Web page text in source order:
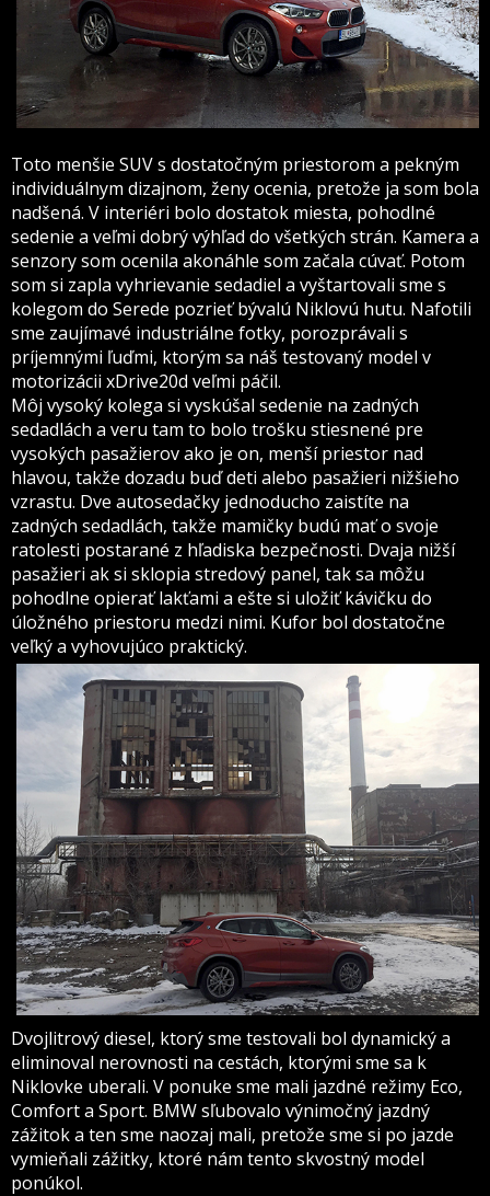
Toto menšie SUV s dostatočným priestorom a pekným
individuálnym dizajnom, ženy ocenia, pretože ja som bola
nadšená. V interiéri bolo dostatok miesta, pohodlné
sedenie a veľmi dobrý výhľad do všetkých strán. Kamera a
senzory som ocenila akonáhle som začala cúvať. Potom
som si zapla vyhrievanie sedadiel a vyštartovali sme s
kolegom do Serede pozrieť bývalú Niklovú hutu. Nafotili
sme zaujímavé industriálne fotky, porozprávali s
príjemnými ľuďmi, ktorým sa náš testovaný model v
motorizácii xDrive20d veľmi páčil.
Môj vysoký kolega si vyskúšal sedenie na zadných
sedadlách a veru tam to bolo trošku stiesnené pre
vysokých pasažierov ako je on, menší priestor nad
hlavou, takže dozadu buď deti alebo pasažieri nižšieho
vzrastu. Dve autosedačky jednoducho zaistíte na
zadných sedadlách, takže mamičky budú mať o svoje
ratolesti postarané z hľadiska bezpečnosti. Dvaja nižší
pasažieri ak si sklopia stredový panel, tak sa môžu
pohodlne opierať lakťami a ešte si uložiť kávičku do
úložného priestoru medzi nimi. Kufor bol dostatočne
veľký a vyhovujúco praktický.
Dvojlitrový diesel, ktorý sme testovali bol dynamický a
eliminoval nerovnosti na cestách, ktorými sme sa k
Niklovke uberali. V ponuke sme mali jazdné režimy Eco,
Comfort a Sport. BMW sľubovalo výnimočný jazdný
zážitok a ten sme naozaj mali, pretože sme si po jazde
vymieňali zážitky, ktoré nám tento skvostný model
ponúkol.